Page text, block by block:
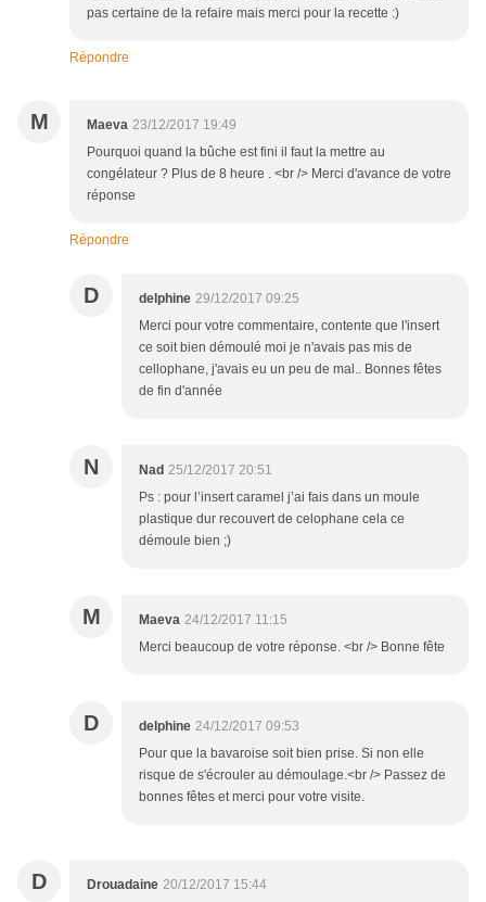
pas certaine de la refaire mais merci pour la recette :)
Répondre
M Maeva 23/12/2017 19:49
Pourquoi quand la bûche est fini il faut la mettre au
congélateur ? Plus de 8 heure . <br /> Merci d'avance de votre
réponse
Répondre
D delphine 29/12/2017 09:25
Merci pour votre commentaire, contente que l'insert
ce soit bien démoulé moi je n'avais pas mis de
cellophane, j'avais eu un peu de mal.. Bonnes fêtes
de fin d'année
N Nad 25/12/2017 20:51
Ps : pour l’insert caramel j’ai fais dans un moule
plastique dur recouvert de celophane cela ce
démoule bien ;)
M Maeva 24/12/2017 11:15
Merci beaucoup de votre réponse. <br /> Bonne fête
D delphine 24/12/2017 09:53
Pour que la bavaroise soit bien prise. Si non elle
risque de s'écrouler au démoulage.<br /> Passez de
bonnes fêtes et merci pour votre visite.
D Drouadaine 20/12/2017 15:44